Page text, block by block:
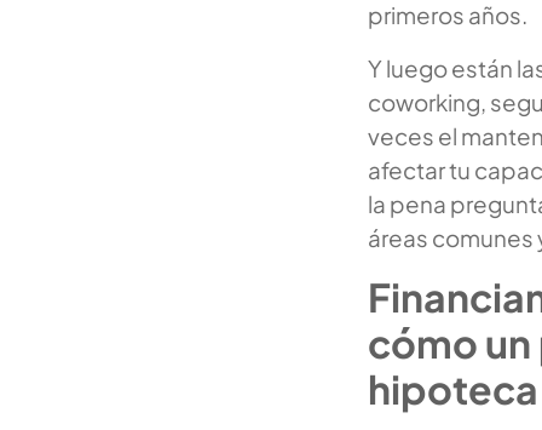
primeros años.
Y luego están
coworking,
veces el
afectar tu
la pena
áreas comunes
cómo